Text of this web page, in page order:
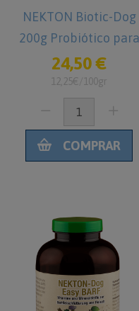
NEKTON Biotic-Dog
200g Probiótico para
Perros
24,50 €
12,25€/100gr
COMPRAR